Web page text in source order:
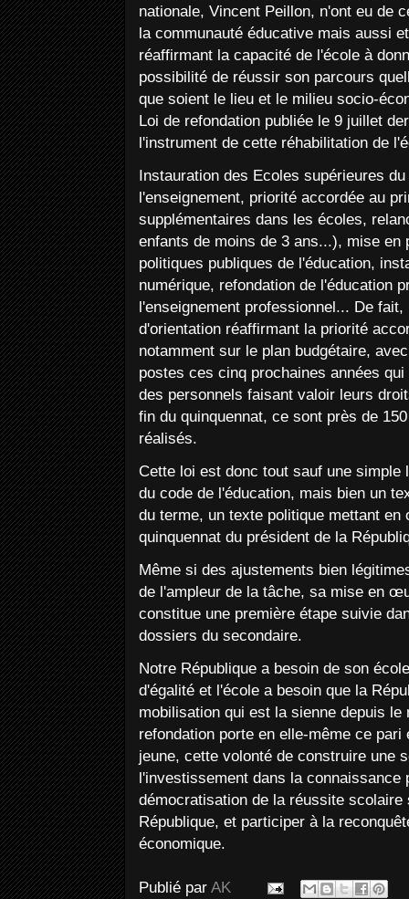
nationale, Vincent Peillon, n'ont eu de
la communauté éducative mais aussi
réaffirmant la capacité de l'école à
possibilité de réussir son parcours
que soient le lieu et le milieu socio-
Loi de refondation publiée le 9 juillet
l'instrument de cette réhabilitation de
Instauration des Ecoles supérieures
l'enseignement, priorité accordée au
supplémentaires dans les écoles,
enfants de moins de 3 ans...), mise
politiques publiques de l'éducation,
numérique, refondation de l'éducation
l'enseignement professionnel... De
d'orientation réaffirmant la priorité
notamment sur le plan budgétaire,
postes ces cinq prochaines années
des personnels faisant valoir leurs
fin du quinquennat, ce sont près de
réalisés.
Cette loi est donc tout sauf une simple
du code de l'éducation, mais bien un
du terme, un texte politique mettant
quinquennat du président de la
Même si des ajustements bien
de l'ampleur de la tâche, sa mise en
constitue une première étape suivie
dossiers du secondaire.
Notre République a besoin de son
d'égalité et l'école a besoin que la
mobilisation qui est la sienne depuis
refondation porte en elle-même ce
jeune, cette volonté de construire une
l'investissement dans la connaissance
démocratisation de la réussite
République, et participer à la
économique.
Publié par AK